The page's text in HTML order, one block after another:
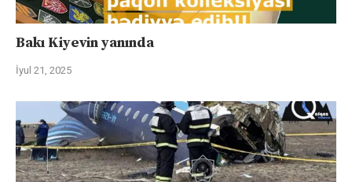
Bakı Kiyevin yanında
İyul 21, 2025